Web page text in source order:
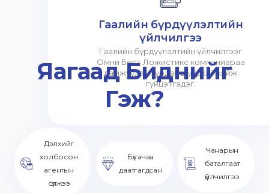
Гаалийн бүрдүүлэлтийн
үйлчилгээ
Гаалийн бүрдүүлэлтийн үйлчилгээг
Омни Бест Ложистикс компаниараа
дамжуулан хурдан шуурхай хийж
гүйцэтгэдэг.
Яагаад Биднийг
Гэж?
Дэлхийг
холбосон
агентын
сүлжээ
Бүх ачаа
даатгагдсан
Чанарын
баталгаат
үйлчилгээ